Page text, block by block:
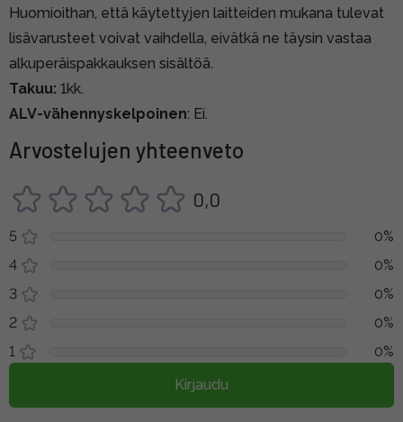
Huomioithan, että käytettyjen laitteiden mukana tulevat
lisävarusteet voivat vaihdella, eivätkä ne täysin vastaa
alkuperäispakkauksen sisältöä.
Takuu: 1kk.
ALV-vähennyskelpoinen: Ei.
Arvostelujen yhteenveto
0,0
5
0%
4
0%
3
0%
2
0%
1
0%
Kirjaudu